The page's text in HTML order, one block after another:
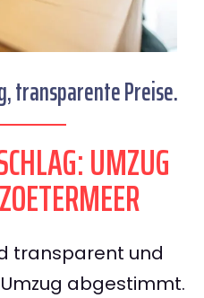
transparente Preise.
UMZUG
transparent und
abgestimmt.